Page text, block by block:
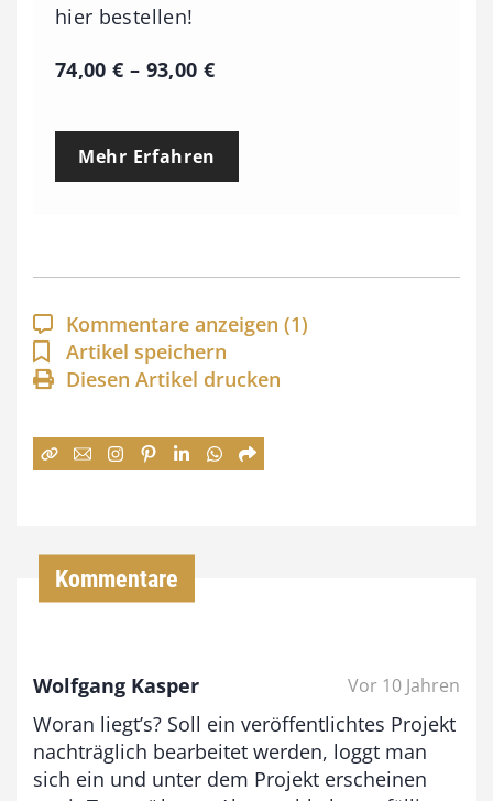
hier bestellen!
74,00€ – 93,00 €P
e
p
a
n
n
:
b
i
Mehr Erfahren
Kommentare anzeigen (1)
Artikel speichern
Diesen Artikel drucken
Kommentare
Wolfgang Kasper Vor 10 Jahren
Woran liegt’s? Soll ein veröffentlichtes Projekt
nachträglich bearbeitet werden, loggt man
sich ein und unter dem Projekt erscheinen